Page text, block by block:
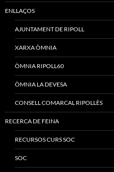
ENLLAÇOS
AJUNTAMENT DE RIPOLL
XARXA ÒMNIA
ÒMNIA RIPOLL60
ÒMNIA LA DEVESA
CONSELL COMARCAL RIPOLLÈS
RECERCA DE FEINA
RECURSOS CURS SOC
SOC